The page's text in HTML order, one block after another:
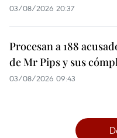
03/08/2026 20:37
Procesan a 188
de Mr Pips y sus
03/08/2026 09:43